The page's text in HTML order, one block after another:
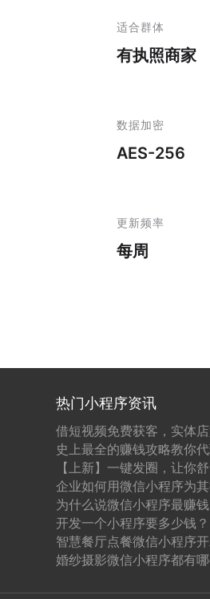
适合群体
有执照商家
数据加密
AES-256
更新频率
每周
热门小程序资讯
【上新】一键发圈，让你
企业如何用微信小程序为
为什么说微信小程序最赚钱
开发一个小程序要多少钱？
智慧餐厅点餐微信小程序
婚纱摄影微信小程序都有